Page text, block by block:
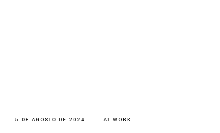
5 DE AGOSTO DE 2024 AT WORK